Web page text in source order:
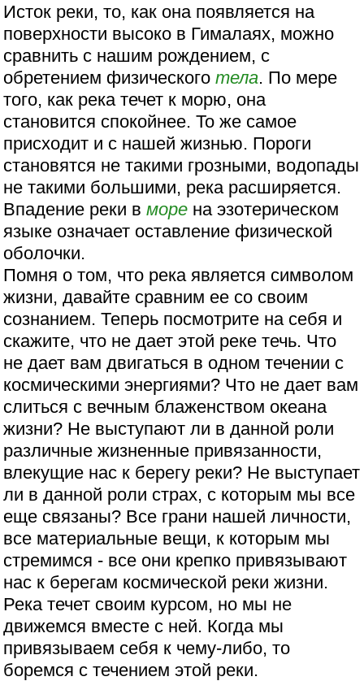
Исток реки, то, как она появляется на
поверхности высоко в Гималаях, можно
сравнить с нашим рождением, с
обретением физическоготела. По мере
того, как река течет к морю, она
становится спокойнее. То же самое
присходит и с нашей жизнью. Пороги
становятся не такими грозными, водопады
не такими большими, река расширяется.
Впадение реки вморе на эзотерическом
языке означает оставление физической
оболочки.
Помня о том, что река является символом
жизни, давайте сравним ее со своим
сознанием. Теперь посмотрите на себя и
скажите, что не дает этой реке течь. Что
не дает вам двигаться в одном течении с
космическими энергиями? Что не дает вам
слиться с вечным блаженством океана
жизни? Не выступают ли в данной роли
различные жизненные привязанности,
влекущие нас к берегу реки? Не выступает
ли в данной роли страх, с которым мы все
еще связаны? Все грани нашей личности,
все материальные вещи, к которым мы
стремимся - все они крепко привязывают
нас к берегам космической реки жизни.
Река течет своим курсом, но мы не
движемся вместе с ней. Когда мы
привязываем себя к чему-либо, то
боремся с течением этой реки.